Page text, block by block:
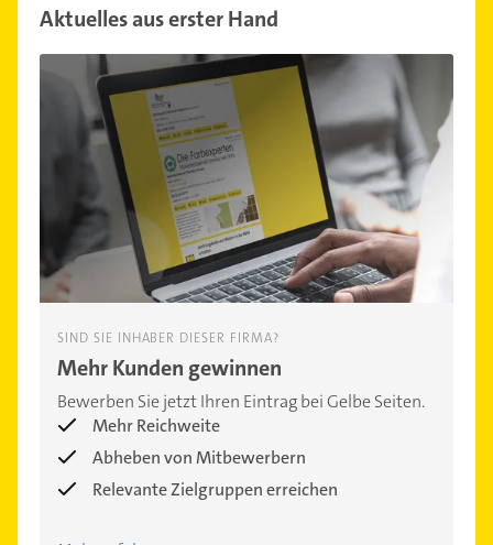
Aktuelles aus erster Hand
SIND SIE INHABER DIESER FIRMA?
Mehr Kunden gewinnen
Bewerben Sie jetzt Ihren Eintrag bei Gelbe Seiten.
Mehr Reichweite
Abheben von Mitbewerbern
Relevante Zielgruppen erreichen